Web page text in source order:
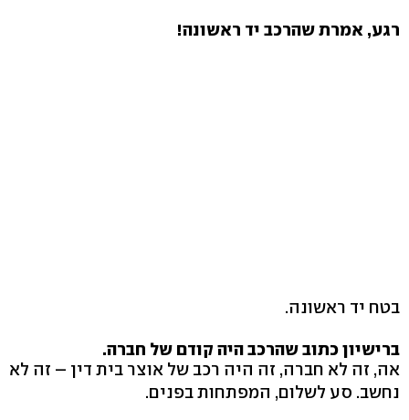
רגע, אמרת שהרכב יד ראשונה!
בטח יד ראשונה.
ברישיון כתוב שהרכב היה קודם של חברה.
אה, זה לא חברה, זה היה רכב של אוצר בית דין – זה לא
נחשב. סע לשלום, המפתחות בפנים.